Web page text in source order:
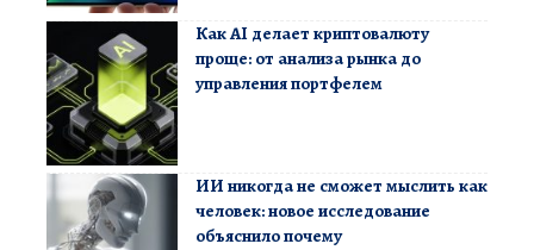
Как AI делает криптовалюту
проще: от анализа рынка до
управления портфелем
ИИ никогда не сможет мыслить как
человек: новое исследование
объяснило почему